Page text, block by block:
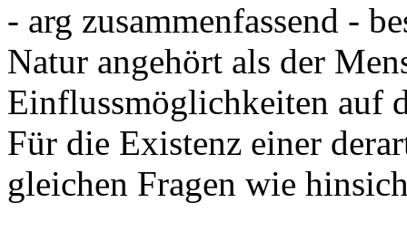
- arg zusammenfassend -
Natur angehört als der
Einflussmöglichkeiten auf
Für die Existenz einer
gleichen Fragen wie